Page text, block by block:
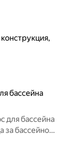
бассейна
для бассейна
за бассейном,